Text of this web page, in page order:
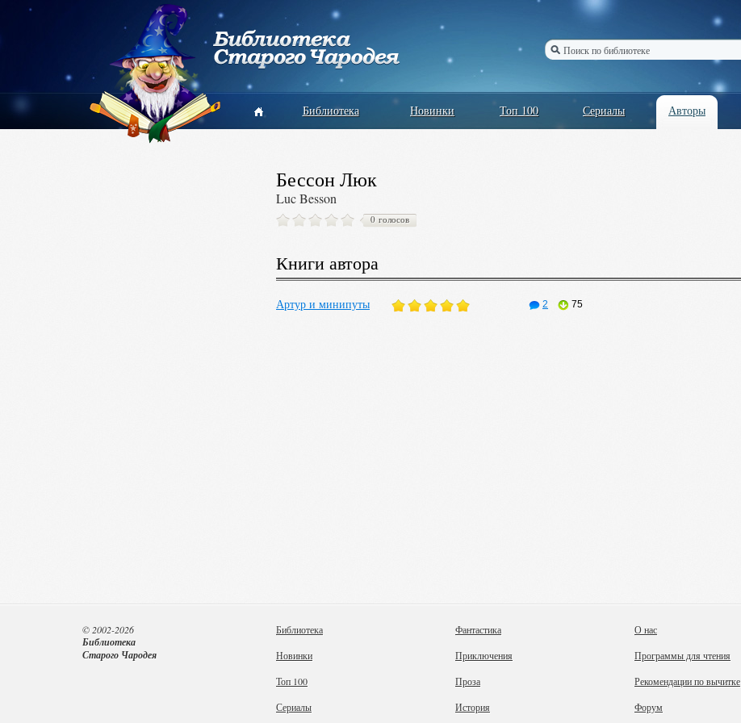
Библиотека Новинки Топ 100 Сериалы Авторы
Бессон Люк
Luc Besson
0 голосов
Книги автора
Артур и минипуты 2 75
Библиотека
Новинки
Топ 100
Сериалы
Фантастика
Приключения
Проза
История
О нас
Программы для чтения
Рекомендации по вычитке
Форум
© 2002-2026
Библиотека
Старого Чародея